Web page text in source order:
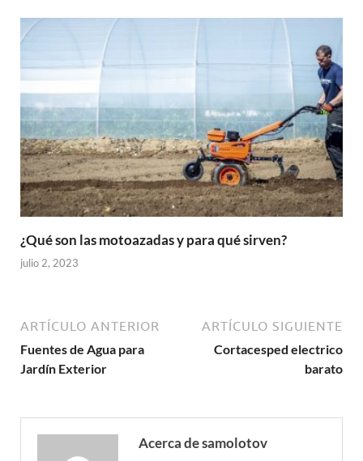
¿Qué son las motoazadas y para qué sirven?
julio 2, 2023
ARTÍCULO ANTERIOR
Fuentes de Agua para
Jardín Exterior
ARTÍCULO SIGUIENTE
Cortacesped electrico
barato
Acerca de samolotov